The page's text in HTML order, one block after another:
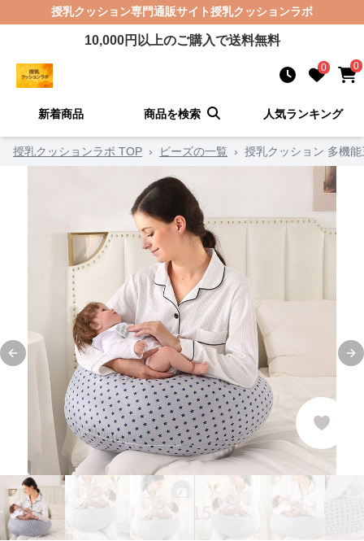
授乳クッション専門通販サイト授乳クッションラボ
10,000円以上のご購入で送料無料
0 0
新着商品 商品を検索 人気ランキング
授乳クッションラボ TOP › ビーズの一覧 › 授乳クッション 多機
Previous slide